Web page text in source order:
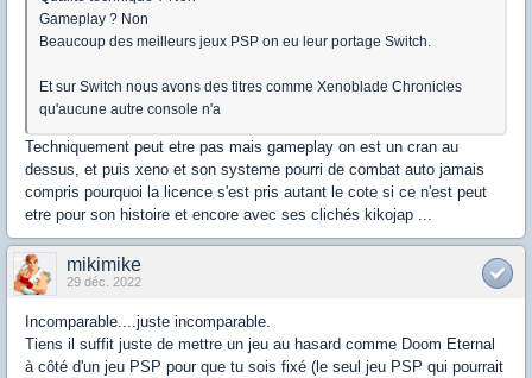
Gameplay ? Non
Beaucoup des meilleurs jeux PSP on eu leur portage Switch.
Et sur Switch nous avons des titres comme Xenoblade Chronicles
qu'aucune autre console n'a
Techniquement peut etre pas mais gameplay on est un cran au
dessus, et puis xeno et son systeme pourri de combat auto jamais
compris pourquoi la licence s'est pris autant le cote si ce n'est peut
etre pour son histoire et encore avec ses clichés kikojap ...
mikimike
29 déc. 2022
Incomparable....juste incomparable.
Tiens il suffit juste de mettre un jeu au hasard comme Doom Eternal
à côté d'un jeu PSP pour que tu sois fixé (le seul jeu PSP qui pourrait